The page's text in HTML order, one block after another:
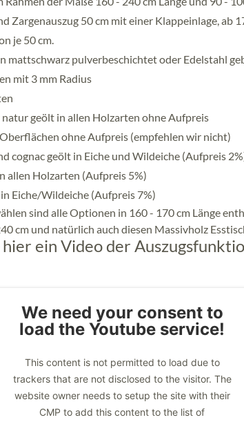
Zargenauszug 50 cm mit einer Klappeinlage, ab
je 50 cm.
mattschwarz pulverbeschichtet oder Edelstahl
mit 3 mm Radius
geölt in allen Holzarten ohne Aufpreis
ohne Aufpreis (empfehlen wir nicht)
cognac geölt in Eiche und Wildeiche (Aufpreis
allen Holzarten (Aufpreis 5%)
Eiche/Wildeiche (Aufpreis 7%)
sind alle Optionen in 160 - 170 cm Länge
cm und natürlich auch diesen Massivholz
hier ein Video der
We need your consent to
load the Youtube service!
This content is not permitted to load due to
trackers that are not disclosed to the visitor. The
website owner needs to setup the site with their
CMP to add this content to the list of